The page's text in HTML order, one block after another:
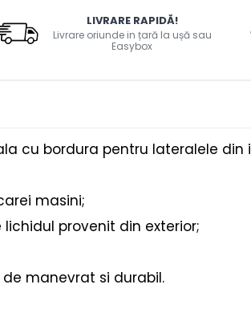
LIVRARE RAPIDĂ!
Livrare oriunde in țară la ușă sau
Easybox
cu bordura pentru lateralele din
masini;
provenit din exterior;
manevrat si durabil.